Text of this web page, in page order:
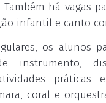
há vagas
infantil e canto
os alunos
instrumento,
práticas
coral e